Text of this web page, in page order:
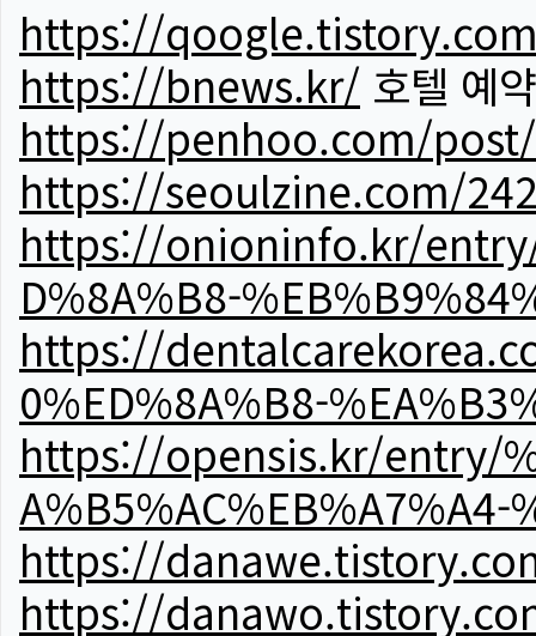
https://
https://bnews.kr/ 호텔 예약
https://penhoo.com/
https://seoulzine.com/
https://onioninfo.kr/entry/
D%8A%B8-
https://
0%ED%8A%B8-
https://opensis.kr/entry/
A%B5%AC%EB%A7%A4-
https://
https://